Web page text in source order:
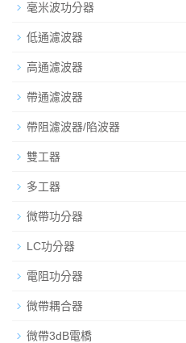
毫米波功分器
低通濾波器
高通濾波器
帶通濾波器
帶阻濾波器/陷波器
雙工器
多工器
微帶功分器
LC功分器
電阻功分器
微帶耦合器
微帶3dB電橋